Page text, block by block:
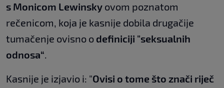
s Monicom Lewinsky ovom poznatom
rečenicom, koja je kasnije dobila drugačije
tumačenje ovisno o definiciji "seksualnih
odnosa“.
Kasnije je izjavio i: "Ovisi o tome što znači riječ